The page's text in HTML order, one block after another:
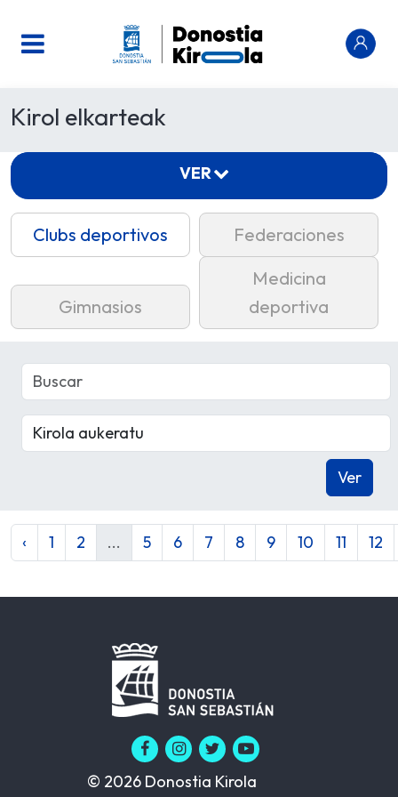
Kirol elkarteak
Clubs deportivos Federaciones
Gimnasios
Medicina
deportiva
‹ 1 2 ... 5 6 7 8 9 10 11 12
VER
© 2026 Donostia Kirola